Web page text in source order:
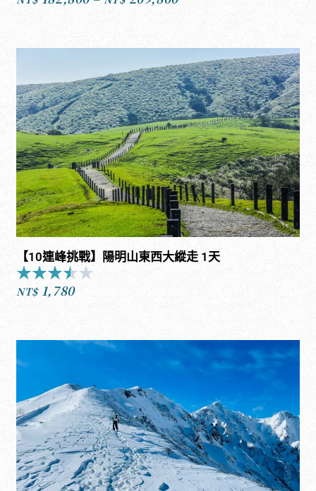
5
範
圍：
NT$182,800
到
NT$209,800
【10連峰挑戰】陽明山東西大縱走 1天
★★★★★
5
NT$ 1,780